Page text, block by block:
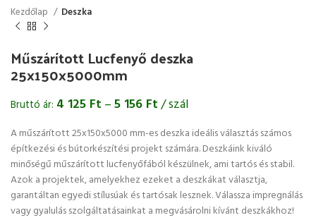
Kezdőlap Deszka
Műszárított Lucfenyő deszka
25x150x5000mm
Bruttó ár: 4 125 Ft –5 156 Ft/ szál
A műszárított 25x150x5000 mm-es deszka ideális választás számos
építkezési és bútorkészítési projekt számára. Deszkáink kiváló
minőségű műszárított lucfenyőfából készülnek, ami tartós és stabil.
Azok a projektek, amelyekhez ezeket a deszkákat választja,
garantáltan egyedi stílusúak és tartósak lesznek. Válassza impregnálás
vagy gyalulás szolgáltatásainkat a megvásárolni kívánt deszkákhoz!